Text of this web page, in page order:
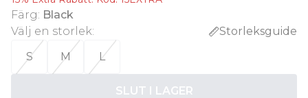
Färg: Black
Välj en storlek:
Storleksguide
S
M L
SLUT I LAGER